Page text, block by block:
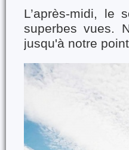
L’après-midi, le
superbes vues.
jusqu'à notre